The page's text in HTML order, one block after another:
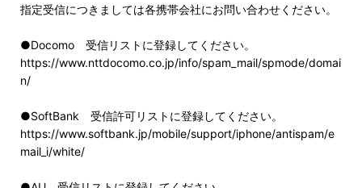
指定受信につきましては各携帯会社にお問い合わせください。
●Docomo 受信リストに登録してください。
https://www.nttdocomo.co.jp/info/spam_mail/spmode/domai
n/
●SoftBank 受信許可リストに登録してください。
https://www.softbank.jp/mobile/support/iphone/antispam/e
mail_i/white/